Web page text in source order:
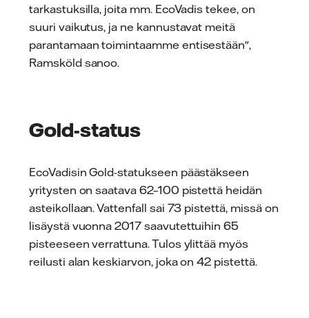
tarkastuksilla, joita mm. EcoVadis tekee, on
suuri vaikutus, ja ne kannustavat meitä
parantamaan toimintaamme entisestään",
Ramsköld sanoo.
Gold-status
EcoVadisin Gold-statukseen päästäkseen
yritysten on saatava 62–100 pistettä heidän
asteikollaan. Vattenfall sai 73 pistettä, missä on
lisäystä vuonna 2017 saavutettuihin 65
pisteeseen verrattuna. Tulos ylittää myös
reilusti alan keskiarvon, joka on 42 pistettä.